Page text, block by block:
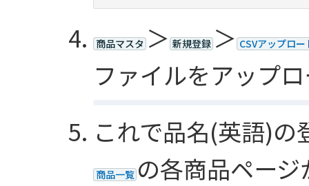
商品マスタ ＞ 新規登録 ＞ CSVアップロー
ファイルをアップ
これで品名(英語)の
商品一覧 の各商品ペー